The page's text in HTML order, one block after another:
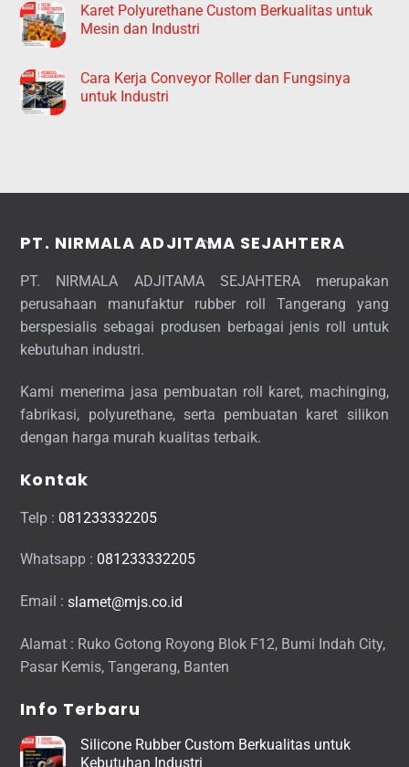
Karet Polyurethane Custom Berkualitas untuk
Mesin dan Industri
Cara Kerja Conveyor Roller dan Fungsinya
untuk Industri
Back
Top
PT. NIRMALA ADJITAMA SEJAHTERA
PT. NIRMALA ADJITAMA SEJAHTERA merupakan
perusahaan manufaktur rubber roll Tangerang yang
berspesialis sebagai produsen berbagai jenis roll untuk
kebutuhan industri.
Kami menerima jasa pembuatan roll karet, machinging,
fabrikasi, polyurethane, serta pembuatan karet silikon
dengan harga murah kualitas terbaik.
Kontak
Telp : 081233332205
Whatsapp : 081233332205
Email :slamet@mjs.co.id
Alamat : Ruko Gotong Royong Blok F12, Bumi Indah City,
Pasar Kemis, Tangerang, Banten
Info Terbaru
Silicone Rubber Custom Berkualitas untuk
Kebutuhan Industri